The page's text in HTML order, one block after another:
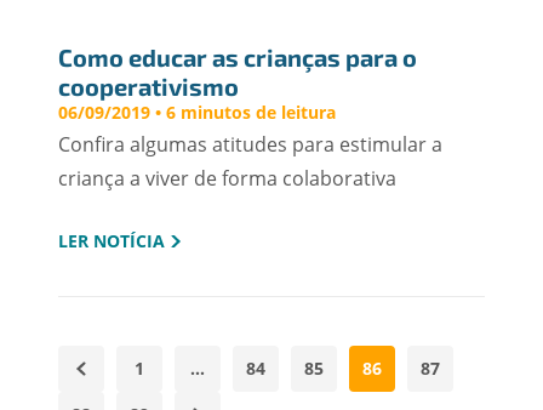
Como educar as crianças para o
cooperativismo
06/09/2019 • 6 minutos de leitura
Confira algumas atitudes para estimular a
criança a viver de forma colaborativa
LER NOTÍCIA
1 … 84 85 86
87